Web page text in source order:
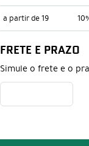
a partir de 19
FRETE E PRAZO
Simule o frete e o